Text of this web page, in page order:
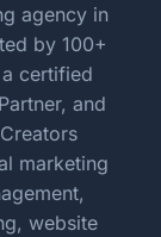
agency in
by 100+
certified
and
marketing
website